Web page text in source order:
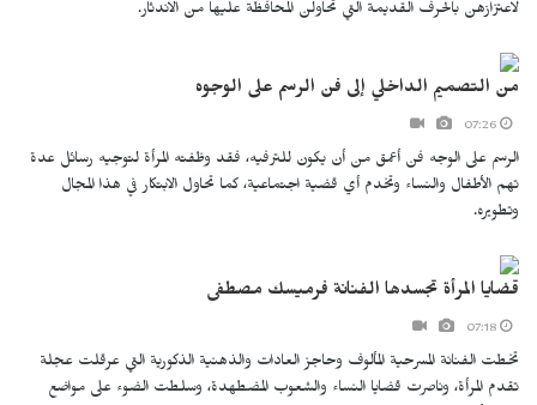
لاعتزازهن بالحرف القديمة التي تحاولن المحافظة عليها من الاندثار.
من التصميم الداخلي إلى فن الرسم على الوجوه
الرسم على الوجه فن أعمق من أن يكون للترفيه، فقد وظفته المرأة لتوجيه رسائل عدة
تهم الأطفال والنساء وتخدم أي قضية اجتماعية، كما تحاول الابتكار في هذا المجال
وتطويره.
قضايا المرأة تجسدها الفنانة فرميسك مصطفى
تخطت الفنانة المسرحية المألوف وحاجز العادات والذهنية الذكورية التي عرقلت عجلة
تقدم المرأة، وناصرت قضايا النساء والشعوب المضطهدة، وسلطت الضوء على مواضع